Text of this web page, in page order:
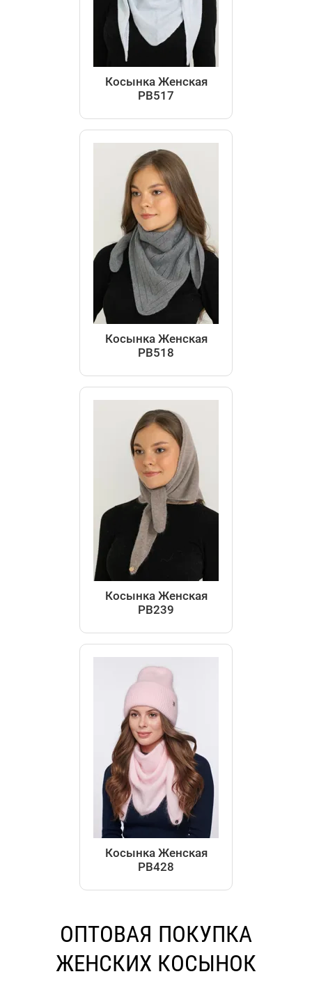
Косынка Женская
РВ517
Косынка Женская
РВ518
Косынка Женская
РВ239
Косынка Женская
РВ428
ОПТОВАЯ ПОКУПКА
ЖЕНСКИХ КОСЫНОК